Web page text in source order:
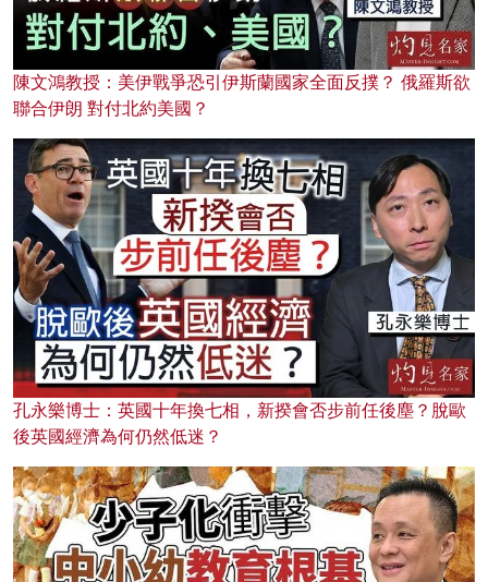
陳文鴻教授：美伊戰爭恐引伊斯蘭國家全面反撲？ 俄羅斯欲
聯合伊朗 對付北約美國？
孔永樂博士：英國十年換七相，新揆會否步前任後塵？脫歐
後英國經濟為何仍然低迷？